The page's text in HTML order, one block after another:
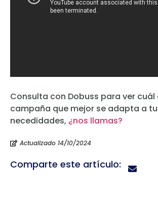
Consulta con Dobuss para ver cuál
campaña que mejor se adapta a
necedidades, ¿nos llamas?
Actualizado 14/10/2024
Comparte este artículo: